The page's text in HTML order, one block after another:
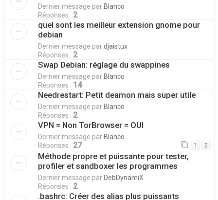
Dernier message par Blanco
Réponses : 2
quel sont les meilleur extension gnome pour
debian
Dernier message pardjaistux
Réponses : 2
Swap Debian: réglage du swappines
Dernier message par Blanco
Réponses : 14
Needrestart: Petit deamon mais super utile
Dernier message par Blanco
Réponses : 2
VPN = Non TorBrowser = OUI
Dernier message par Blanco
Réponses : 27 1 2
Méthode propre et puissante pour tester,
profiler et sandboxer les programmes
Dernier message par DebDynamiX
Réponses : 2
.bashrc: Créer des alias plus puissants